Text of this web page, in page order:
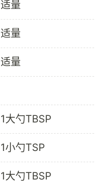
适量
适量
适量
1大勺TBSP
1小勺TSP
1大勺TBSP